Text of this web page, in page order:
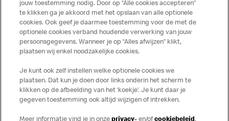
Over ons
Services
Contact
jouw toestemming nodig. Door op “Alle cookies accepteren”
te klikken ga je akkoord met het opslaan van alle optionele
cookies. Ook geef je daarmee toestemming voor de met de
optionele cookies verband houdende verwerking van jouw
persoonsgegevens. Wanneer je op “Alles afwijzen” klikt,
plaatsen wij enkel noodzakelijke cookies.
Je kunt ook zelf instellen welke optionele cookies we
plaatsen. Dat kun je doen door links onderin het scherm te
klikken op de afbeelding van het ‘koekje’. Je kunt daar je
gegeven toestemming ook altijd wijzigen of intrekken.